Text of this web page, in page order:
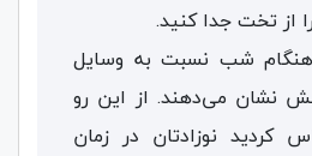
را از تخت جدا کنید.
هنگام شب نسبت به وسایل
نشان می‌دهند. از این رو
کردید نوزادتان در زمان